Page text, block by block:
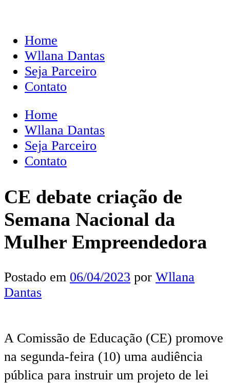
Home
Wllana Dantas
Seja Parceiro
Contato
Home
Wllana Dantas
Seja Parceiro
Contato
CE debate criação de
Semana Nacional da
Mulher Empreendedora
Postado em 06/04/2023 por Wllana
Dantas
A Comissão de Educação (CE) promove
na segunda-feira (10) uma audiência
pública para instruir um projeto de lei